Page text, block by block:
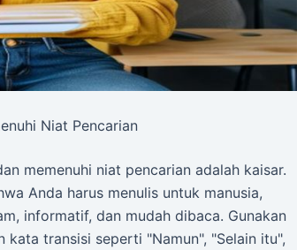
Niat Pencarian
memenuhi niat pencarian adalah kaisar.
Anda harus menulis untuk manusia,
informatif, dan mudah dibaca. Gunakan
transisi seperti "Namun", "Selain itu",